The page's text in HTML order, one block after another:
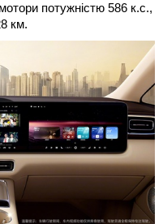
потужністю 586 к.с.,
км.